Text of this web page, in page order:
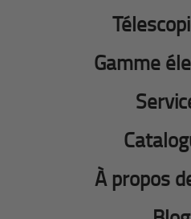
Gamme
À propos